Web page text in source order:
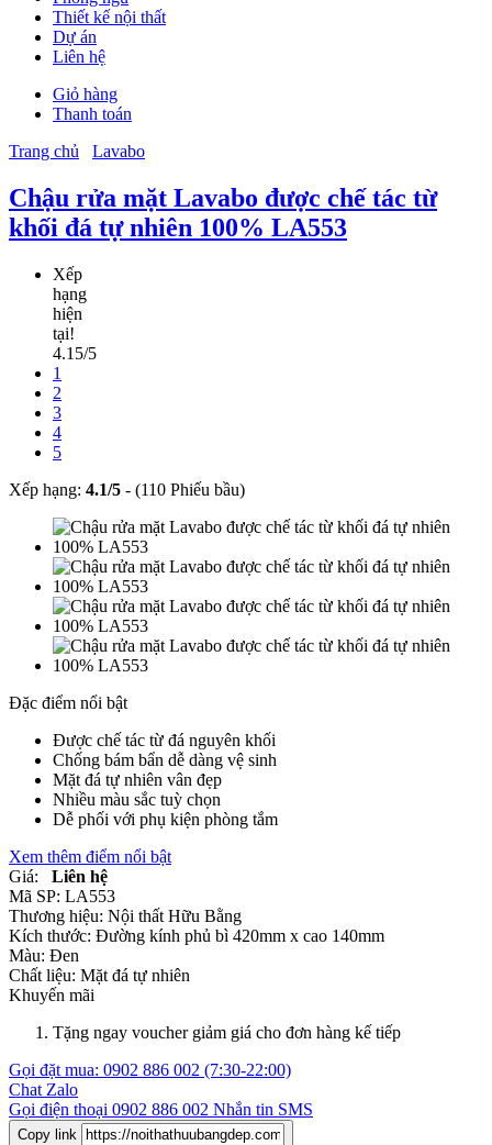
Thiết kế nội thất
Dự án
Liên hệ
Giỏ hàng
Thanh toán
Trang chủ
Lavabo
Chậu rửa mặt Lavabo được chế tác từ
khối đá tự nhiên 100% LA553
Xếp
hạng
hiện
tại!
4.15/5
1
2
3
4
5
Xếp hạng: 4.1/5 - (110 Phiếu bầu)
Đặc điểm nổi bật
Được chế tác từ đá nguyên khối
Chống bám bẩn dễ dàng vệ sinh
Mặt đá tự nhiên vân đẹp
Nhiều màu sắc tuỳ chọn
Dễ phối với phụ kiện phòng tắm
Xem thêm điểm nổi bật
Giá:
Liên hệ
Mã SP: LA553
Thương hiệu: Nội thất Hữu Bằng
Kích thước: Ðường kính phủ bì 420mm x cao 140mm
Màu: Đen
Chất liệu: Mặt đá tự nhiên
Khuyến mãi
Tặng ngay voucher giảm giá cho đơn hàng kế tiếp
Gọi đặt mua: 0902 886 002 (7:30-22:00)
Chat Zalo
Gọi điện thoại 0902 886 002 Nhắn tin SMS
Copy link